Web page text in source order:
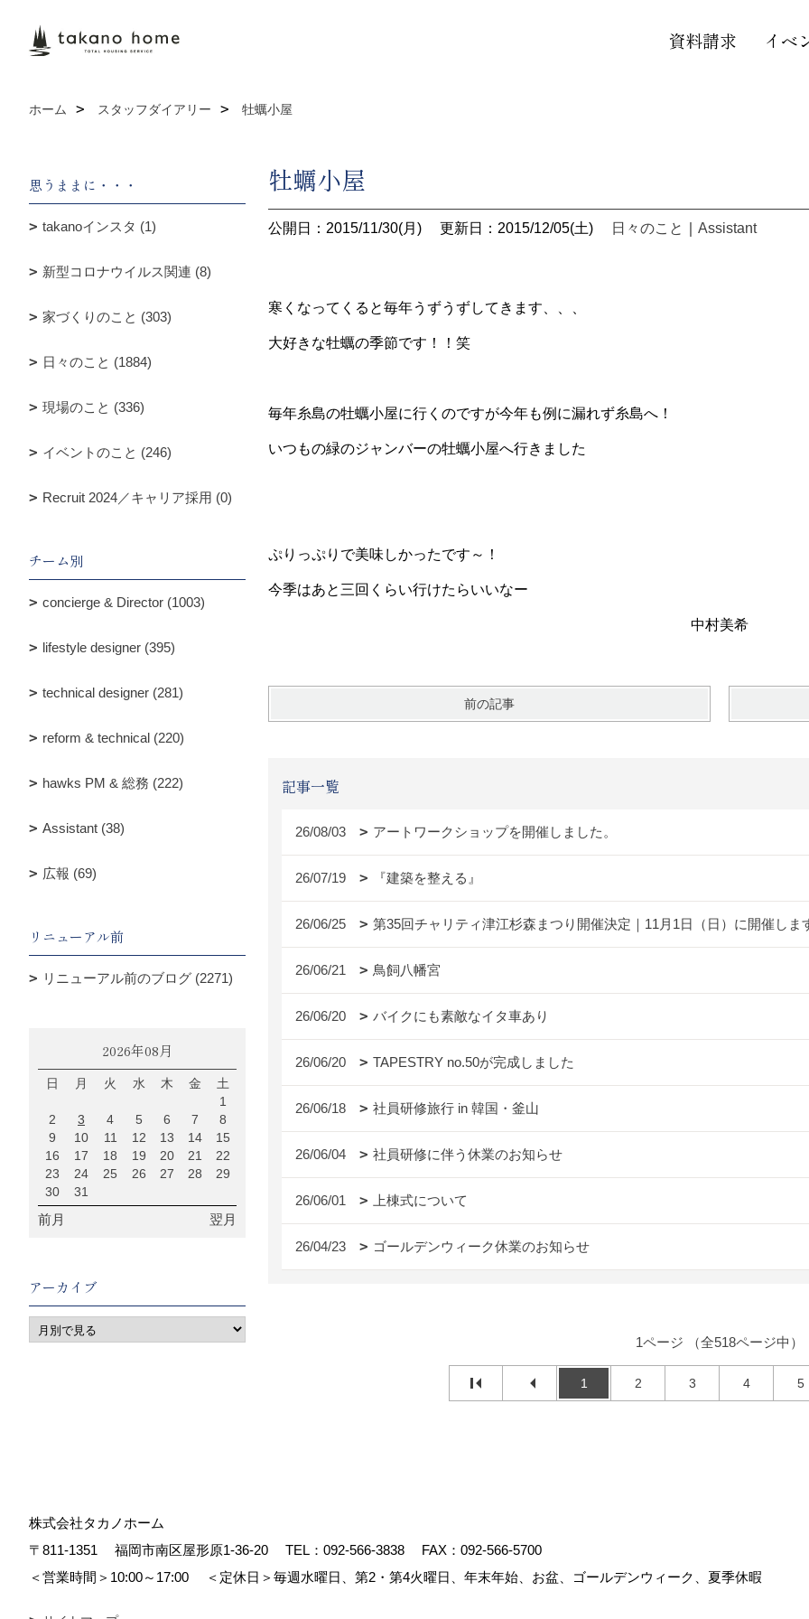
資料請求 イベ
ホーム スタッフダイアリー 牡蠣小屋
牡蠣小屋
公開日：2015/11/30(月) 更新日：2015/12/05(土) 日々のこと Assistant
寒くなってくると毎年うずうずしてきます、、、
大好きな牡蠣の季節です！！笑
毎年糸島の牡蠣小屋に行くのですが今年も例に漏れず糸島へ！
いつもの緑のジャンバーの牡蠣小屋へ行きました
ぷりっぷりで美味しかったです～！
今季はあと三回くらい行けたらいいなー
中村美希
前の記事
記事一覧
26/08/03 アートワークショップを開催しました。
26/07/19 『建築を整える』
26/06/25 第35回チャリティ津江杉森まつり開催決定｜11月1日（日）に開催しま
26/06/21 鳥飼八幡宮
26/06/20 バイクにも素敵なイタ車あり
26/06/20 TAPESTRY no.50が完成しました
26/06/18 社員研修旅行 in 韓国・釜山
26/06/04 社員研修に伴う休業のお知らせ
26/06/01 上棟式について
26/04/23 ゴールデンウィーク休業のお知らせ
1ページ （全518ページ中）
1 2 3 4 5
思うままに・・・
takanoインスタ (1)
新型コロナウイルス関連 (8)
家づくりのこと (303)
日々のこと (1884)
現場のこと (336)
イベントのこと (246)
Recruit 2024／キャリア採用 (0)
チーム別
concierge & Director (1003)
lifestyle designer (395)
technical designer (281)
reform & technical (220)
hawks PM & 総務 (222)
Assistant (38)
広報 (69)
リニューアル前
リニューアル前のブログ (2271)
2026年08月
日 月 火 水 木 金
土
1
2
3 4 5 6 7
8
9
10 11 12 13 14
15
16
17 18 19 20 21
22
23
24 25 26 27 28
29
30
31
前月 翌月
アーカイブ
株式会社タカノホーム
〒811-1351
福岡市南区屋形原1-36-20 TEL： 092-566-3838
FAX：092-566-5700
＜営業時間＞10:00～17:00
＜定休日＞毎週水曜日、第2・第4火曜日、年末年始、お盆、ゴールデンウィーク、夏季休暇